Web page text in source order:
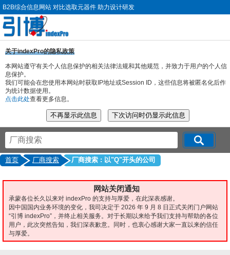
B2B综合信息网站 对比选取元器件 助力设计研发
关于indexPro的隐私政策
本网站遵守有关个人信息保护的相关法律法规和其他规范，并致力于用户的个人信
息保护。
我们可能会在您使用本网站时获取IP地址或Session ID，这些信息将被匿名化后作
为统计数据使用。
点击此处查看更多信息。
首页 厂商搜索 厂商搜索 : 以"Q"开头的公司
网站关闭通知
承蒙各位长久以来对 indexPro 的支持与厚爱，在此深表感谢。
因中国国内业务环境的变化，我司决定于 2026 年 9 月 8 日正式关闭门户网站
“引博 indexPro”，并终止相关服务。对于长期以来给予我们支持与帮助的各位
用户，此次突然告知，我们深表歉意。同时，也衷心感谢大家一直以来的信任
与厚爱。